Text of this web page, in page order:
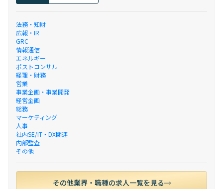
法務・知財
広報・IR
GRC
情報通信
エネルギー
ポストコンサル
経理・財務
営業
事業企画・事業開発
経営企画
総務
マーケティング
人事
社内SE/IT・DX関連
内部監査
その他
その他業界・職種の求人一覧を見る